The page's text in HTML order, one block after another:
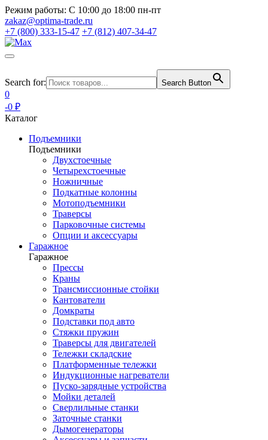
Режим работы: С 10:00 до 18:00 пн-пт
zakaz@optima-trade.ru
+7 (800) 333-15-47 +7 (812) 407-34-47
Search for: Search Button
0
-0 ₽
Каталог
Подъемники
Подъемники
Двухстоечные
Четырехстоечные
Ножничные
Подкатные колонны
Мотоподъемники
Траверсы
Парковочные системы
Опции и аксессуары
Гаражное
Гаражное
Прессы
Краны
Трансмиссионные стойки
Кантователи
Домкраты
Подставки под авто
Стяжки пружин
Траверсы для двигателей
Тележки складские
Платформенные тележки
Индукционные нагреватели
Пуско-зарядные устройства
Мойки деталей
Сверлильные станки
Заточные станки
Дымогенераторы